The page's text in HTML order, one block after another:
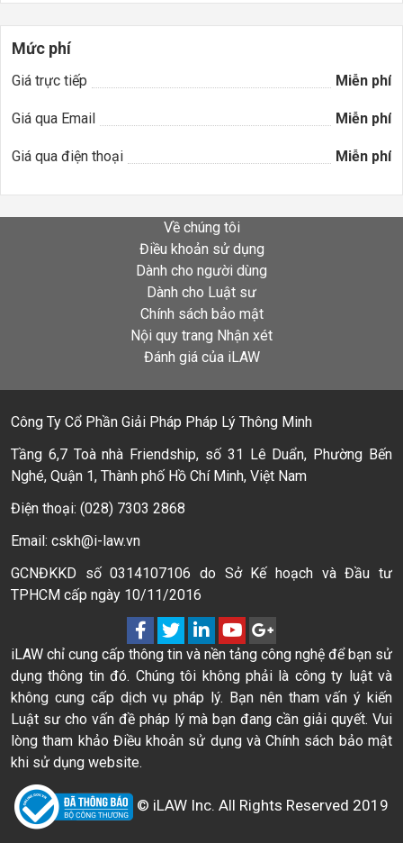
Mức phí
Giá trực tiếp Miễn phí
Giá qua Email Miễn phí
Giá qua điện thoại Miễn phí
Về chúng tôi
Điều khoản sử dụng
Dành cho người dùng
Dành cho Luật sư
Chính sách bảo mật
Nội quy trang Nhận xét
Đánh giá của iLAW
Công Ty Cổ Phần Giải Pháp Pháp Lý Thông Minh
Tầng 6,7 Toà nhà Friendship, số 31 Lê Duẩn, Phường Bến
Nghé, Quận 1, Thành phố Hồ Chí Minh, Việt Nam
Điện thoại: (028) 7303 2868
Email: cskh@i-law.vn
GCNĐKKD số 0314107106 do Sở Kế hoạch và Đầu tư
TPHCM cấp ngày 10/11/2016
iLAW chỉ cung cấp thông tin và nền tảng công nghệ để bạn sử
dụng thông tin đó. Chúng tôi không phải là công ty luật và
không cung cấp dịch vụ pháp lý. Bạn nên tham vấn ý kiến
Luật sư cho vấn đề pháp lý mà bạn đang cần giải quyết. Vui
lòng tham khảo Điều khoản sử dụng và Chính sách bảo mật
khi sử dụng website.
© iLAW Inc. All Rights Reserved 2019